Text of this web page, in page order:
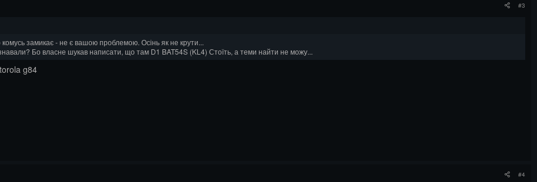
#3
замикає - не є вашою проблемою. Осінь як не крути...
Бо власне шукав написати, що там D1 BAT54S (KL4) Стоїть, а теми найти не можу...
g84
#4